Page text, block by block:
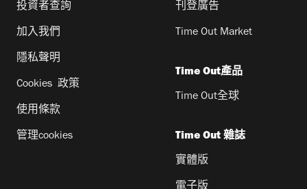
投資者查詢
加入我們
隱私聲明
Cookies 政策
使用條款
管理cookies
刊登廣告
Time Out Market
Time Out產品
Time Out全球
Time Out 雜誌
實體版